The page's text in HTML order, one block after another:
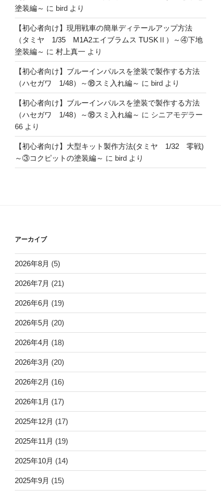
塗装編～ に bird より
【初心者向け】現用戦車の簡単ディテールアップ方法
（タミヤ 1/35 M1A2エイブラムス TUSKⅡ）～④下地
塗装編～ に 村上真一 より
【初心者向け】ブルーインパルスを塗装で製作する方法
（ハセガワ 1/48）～⑱スミ入れ編～ に bird より
【初心者向け】ブルーインパルスを塗装で製作する方法
（ハセガワ 1/48）～⑱スミ入れ編～ に シニアモデラー
66 より
【初心者向け】大型キット製作方法(タミヤ 1/32 零戦)
～③コクピットの塗装編～ に bird より
アーカイブ
2026年8月 (5)
2026年7月 (21)
2026年6月 (19)
2026年5月 (20)
2026年4月 (18)
2026年3月 (20)
2026年2月 (16)
2026年1月 (17)
2025年12月 (17)
2025年11月 (19)
2025年10月 (14)
2025年9月 (15)